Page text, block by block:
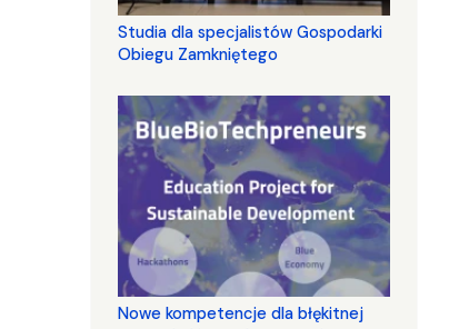
Studia dla specjalistów Gospodarki
Obiegu Zamkniętego
Nowe kompetencje dla błękitnej